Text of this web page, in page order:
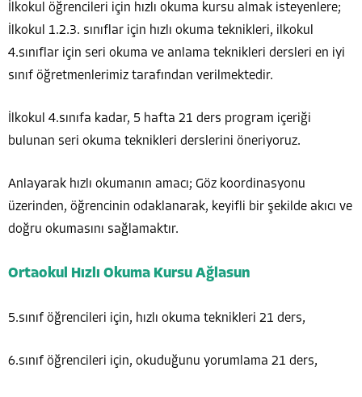
İlkokul öğrencileri için hızlı okuma kursu almak isteyenlere;
İlkokul 1.2.3. sınıflar için hızlı okuma teknikleri, ilkokul
4.sınıflar için seri okuma ve anlama teknikleri dersleri en iyi
sınıf öğretmenlerimiz tarafından verilmektedir.
İlkokul 4.sınıfa kadar, 5 hafta 21 ders program içeriği
bulunan seri okuma teknikleri derslerini öneriyoruz.
Anlayarak hızlı okumanın amacı; Göz koordinasyonu
üzerinden, öğrencinin odaklanarak, keyifli bir şekilde akıcı ve
doğru okumasını sağlamaktır.
Ortaokul Hızlı Okuma Kursu Ağlasun
5.sınıf öğrencileri için, hızlı okuma teknikleri 21 ders,
6.sınıf öğrencileri için, okuduğunu yorumlama 21 ders,